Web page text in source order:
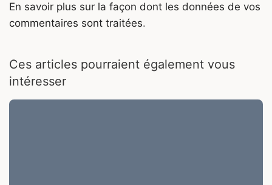
En savoir plus sur la façon dont les données de vos
commentaires sont traitées.
Ces articles pourraient également vous
intéresser